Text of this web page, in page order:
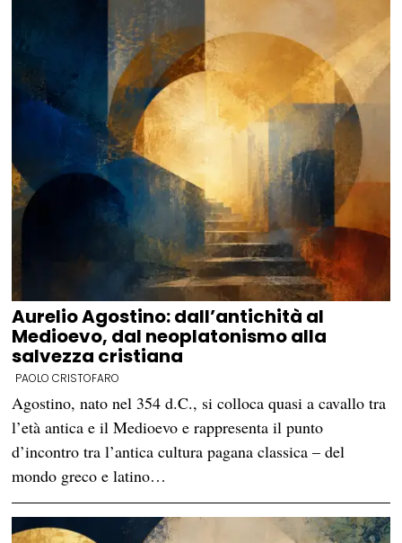
Aurelio Agostino: dall’antichità al
Medioevo, dal neoplatonismo alla
salvezza cristiana
PAOLO CRISTOFARO
Agostino, nato nel 354 d.C., si colloca quasi a cavallo tra
l’età antica e il Medioevo e rappresenta il punto
d’incontro tra l’antica cultura pagana classica – del
mondo greco e latino…